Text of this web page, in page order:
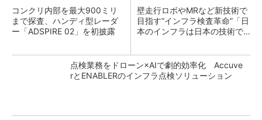
コンクリ内部を最大900ミリ
まで探査、ハンディ型レーダ
ー「ADSPIRE 02」を初披露
壁走行ロボやMRなど新技術で
目指す“インフラ検査革命”「日
本のインフラは日本の技術で
点検業務をドローン×AIで劇的効率化 Accuve
rとENABLERのインフラ点検ソリューション